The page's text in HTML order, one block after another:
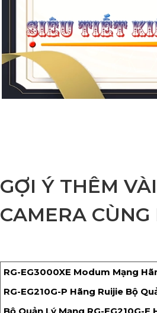
GỢI Ý THÊM
CAMERA
RG-EG3000XE Modum Mạng
RG-EG210G-P Hãng Ruijie Bộ
Bộ Quản Lý Mạng RG-EG210G-E